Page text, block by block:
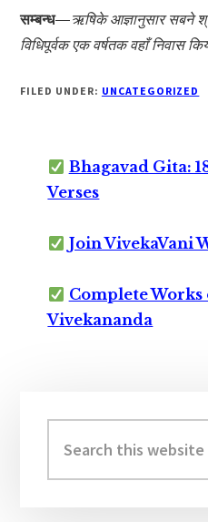
सम्बन्ध—ऋषिके आज्ञानुसार सबने
विधिपूर्वक एक वर्षतक वहाँ निवास
FILED UNDER: UNCATEGORIZED
Bhagavad Gita:
Verses
Join VivekaVani
Complete Works
Vivekananda
Sidebar
this
website